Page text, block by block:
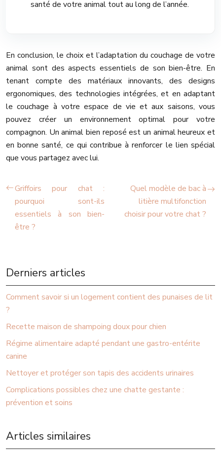
santé de votre animal tout au long de l’année.
En conclusion, le choix et l’adaptation du couchage de votre
animal sont des aspects essentiels de son bien-être. En
tenant compte des matériaux innovants, des designs
ergonomiques, des technologies intégrées, et en adaptant
le couchage à votre espace de vie et aux saisons, vous
pouvez créer un environnement optimal pour votre
compagnon. Un animal bien reposé est un animal heureux et
en bonne santé, ce qui contribue à renforcer le lien spécial
que vous partagez avec lui.
Griffoirs pour chat :
pourquoi sont-ils
essentiels à son bien-
être ?
Quel modèle de bac à
litière multifonction
choisir pour votre chat ?
Derniers articles
Comment savoir si un logement contient des punaises de lit
?
Recette maison de shampoing doux pour chien
Régime alimentaire adapté pendant une gastro-entérite
canine
Nettoyer et protéger son tapis des accidents urinaires
Complications possibles chez une chatte gestante :
prévention et soins
Articles similaires